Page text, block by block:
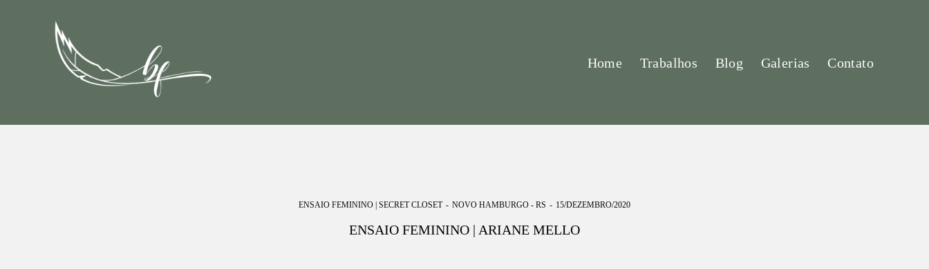
Home Trabalhos Blog Galerias Contato
ENSAIO FEMININO | SECRET CLOSET NOVO HAMBURGO - RS 15/DEZEMBRO/2020
ENSAIO FEMININO | ARIANE MELLO